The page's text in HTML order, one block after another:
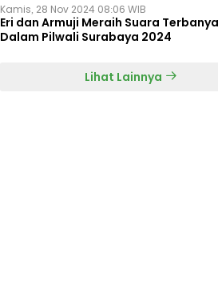
Kamis, 28 Nov 2024 08:06 WIB
Eri dan Armuji Meraih Suara
Dalam Pilwali Surabaya 2024
Lihat Lainnya